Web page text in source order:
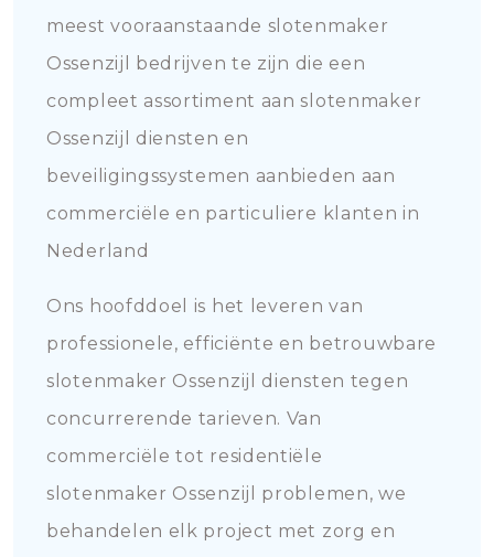
meest vooraanstaande slotenmaker
Ossenzijl bedrijven te zijn die een
compleet assortiment aan slotenmaker
Ossenzijl diensten en
beveiligingssystemen aanbieden aan
commerciële en particuliere klanten in
Nederland
Ons hoofddoel is het leveren van
professionele, efficiënte en betrouwbare
slotenmaker Ossenzijl diensten tegen
concurrerende tarieven. Van
commerciële tot residentiële
slotenmaker Ossenzijl problemen, we
behandelen elk project met zorg en